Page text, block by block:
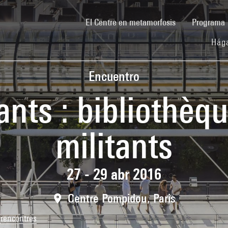
El Centre en metamorfosis(current)Programa
Encuentro
:
militants
27 - 29 abr 2016
Centre Pompidou, Paris